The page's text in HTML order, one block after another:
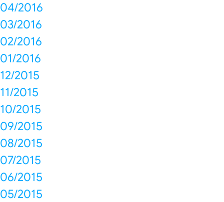
04/2016
03/2016
02/2016
01/2016
12/2015
11/2015
10/2015
09/2015
08/2015
07/2015
06/2015
05/2015